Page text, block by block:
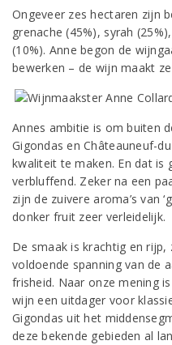
Ongeveer zes hectaren zijn
grenache (45%), syrah
(10%). Anne begon de
bewerken – de wijn maakt
Annes ambitie is om buiten
Gigondas en Châteauneuf-
kwaliteit te maken. En dat is
verbluffend. Zeker na een
zijn de zuivere aroma’s van
donker fruit zeer verleidelijk.
De smaak is krachtig en
voldoende spanning van de
frisheid. Naar onze mening
wijn een uitdager voor
Gigondas uit het
deze bekende gebieden al